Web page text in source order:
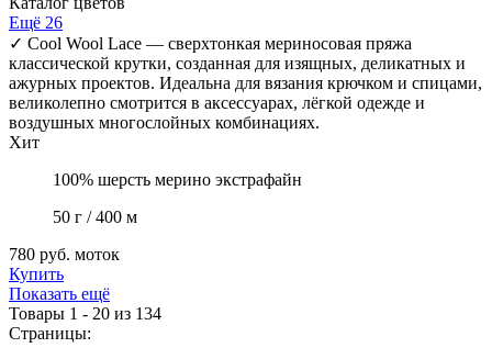
Ещё 26
✓ Cool Wool Lace — сверхтонкая мериносовая пряжа
классической крутки, созданная для изящных, деликатных и
ажурных проектов. Идеальна для вязания крючком и спицами,
великолепно смотрится в аксессуарах, лёгкой одежде и
воздушных многослойных комбинациях.
Хит
100% шерсть мерино экстрафайн
50 г / 400 м
780 руб. моток
Купить
Показать ещё
Товары 1 - 20 из 134
Страницы: